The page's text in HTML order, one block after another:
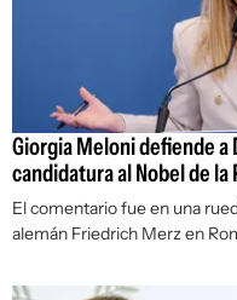
Giorgia Meloni defiende a
candidatura al Nobel de la
El comentario fue en una
alemán Friedrich Merz en